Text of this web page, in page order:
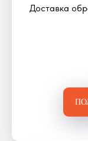
Доставка